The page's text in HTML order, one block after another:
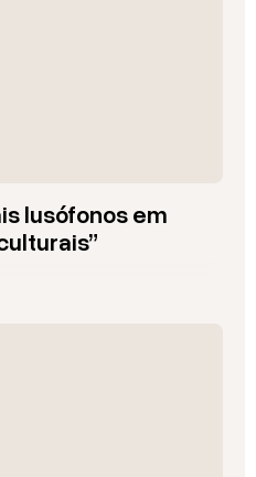
lusófonos em